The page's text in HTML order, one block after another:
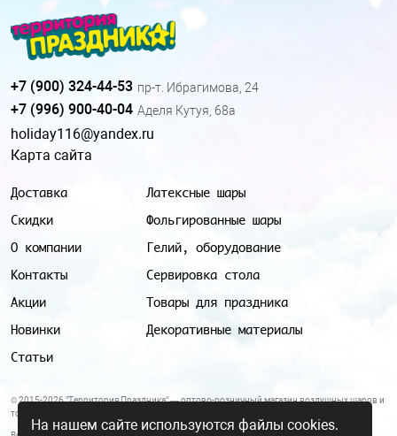
Доставка
Скидки
О компании
Контакты
Акции
Новинки
Статьи
Латексные шары
Фольгированные шары
Гелий, оборудование
Сервировка стола
Товары для праздника
Декоративные материалы
+7 (900) 324-44-53 пр-т. Ибрагимова, 24
+7 (996) 900-40-04 Аделя Кутуя, 68а
holiday116@yandex.ru
Карта сайта
© 2015-2026 "Территория Праздника" — оптово-розничный магазин воздушных шаров и
товаров для праздника.
На нашем сайте используются файлы cookies.